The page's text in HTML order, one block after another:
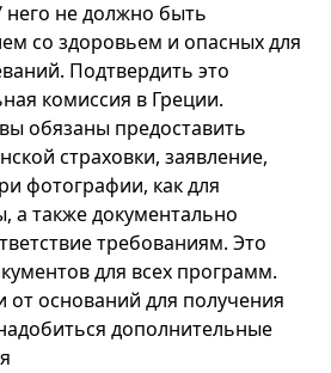
не должно быть
со здоровьем и опасных для
Подтвердить это
комиссия в Греции.
обязаны предоставить
страховки, заявление,
фотографии, как для
а также документально
требованиям. Это
для всех программ.
от оснований для получения
дополнительные